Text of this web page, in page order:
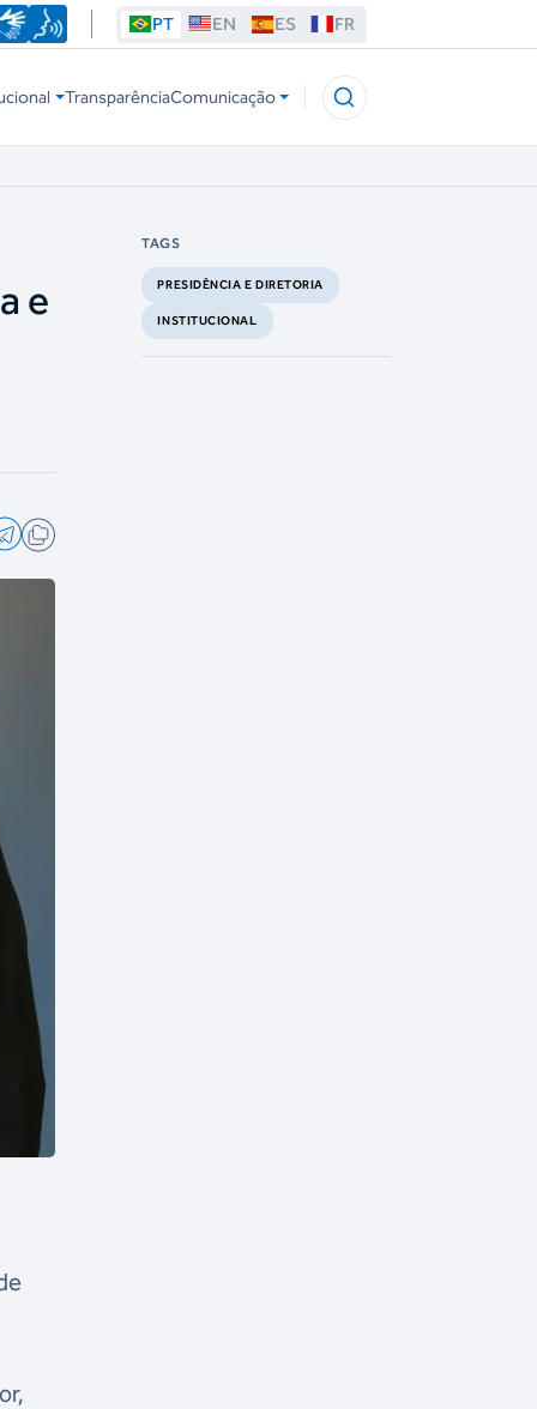
PT EN ES FR
TransparênciaComunicação
e
TAGS
PRESIDÊNCIA E DIRETORIA
INSTITUCIONAL